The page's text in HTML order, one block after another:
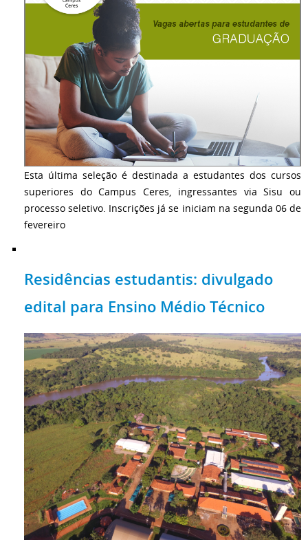
Esta última seleção é destinada a estudantes dos cursos
superiores do Campus Ceres, ingressantes via Sisu ou
processo seletivo. Inscrições já se iniciam na segunda 06 de
fevereiro
Residências estudantis: divulgado
edital para Ensino Médio Técnico